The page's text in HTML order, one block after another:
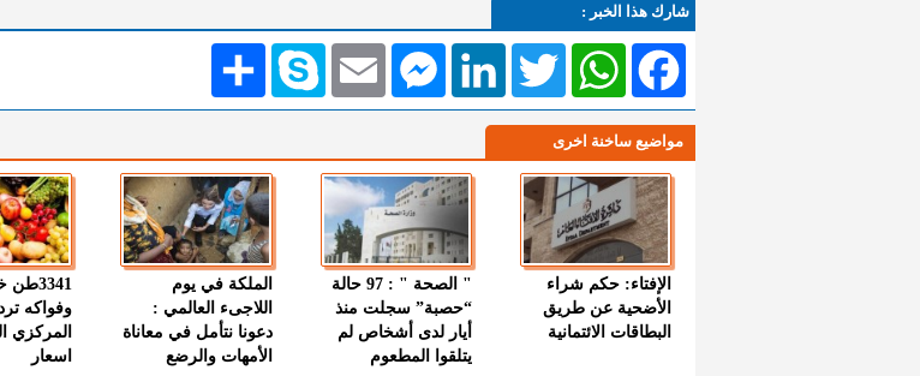
شارك هذا الخبر :
انشر Skype EmailMessengerLinkedIn TwitterWhatsAppFacebook
مواضيع ساخنة اخرى
الإفتاء: حكم شراء
الأضحية عن طريق
البطاقات الائتمانية
" الصحة " : 97 حالة
“حصبة” سجلت منذ
أيار لدى أشخاص لم
يتلقوا المطعوم
الملكة في يوم
اللاجىء العالمي :
دعونا نتأمل في معاناة
الأمهات والرضع
وفواكه
المركزي
اسعار